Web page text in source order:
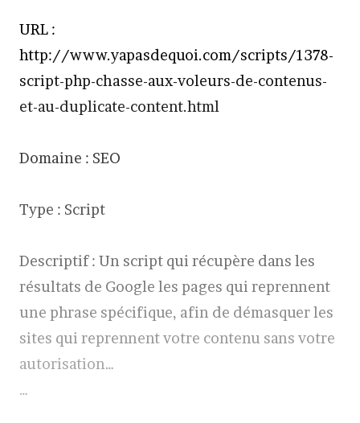
URL :
http://www.yapasdequoi.com/scripts/1378-
script-php-chasse-aux-voleurs-de-contenus-
et-au-duplicate-content.html
Domaine : SEO
Type : Script
Descriptif : Un script qui récupère dans les
résultats de Google les pages qui reprennent
une phrase spécifique, afin de démasquer les
sites qui reprennent votre contenu sans votre
autorisation…
…